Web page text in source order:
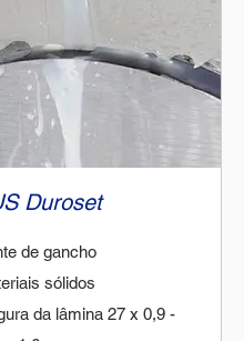
Duroset
de gancho
sólidos
da lâmina 27 x 0,9 -